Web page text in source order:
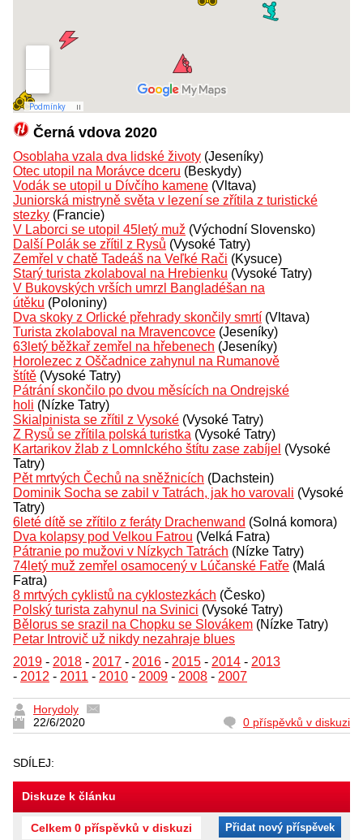
Černá vdova 2020
Osoblaha vzala dva lidské životy (Jeseníky)
Otec utopil na Morávce dceru (Beskydy)
Vodák se utopil u Dívčího kamene (Vltava)
Juniorská mistryně světa v lezení se zřítila z turistické
stezky (Francie)
V Laborci se utopil 45letý muž (Východní Slovensko)
Další Polák se zřítil z Rysů (Vysoké Tatry)
Zemřel v chatě Tadeáš na Veľké Rači (Kysuce)
Starý turista zkolaboval na Hrebienku (Vysoké Tatry)
V Bukovských vrších umrzl Bangladéšan na
útěku (Poloniny)
Dva skoky z Orlické přehrady skončily smrtí (Vltava)
Turista zkolaboval na Mravencovce (Jeseníky)
63letý běžkař zemřel na hřebenech (Jeseníky)
Horolezec z Oščadnice zahynul na Rumanově
štítě (Vysoké Tatry)
Pátrání skončilo po dvou měsících na Ondrejské
holi (Nízke Tatry)
Skialpinista se zřítil z Vysoké (Vysoké Tatry)
Z Rysů se zřítila polská turistka (Vysoké Tatry)
Kartarikov žlab z LomnIckého štítu zase zabíjel (Vysoké
Tatry)
Pět mrtvých Čechů na sněžnicích (Dachstein)
Dominik Socha se zabil v Tatrách, jak ho varovali (Vysoké
Tatry)
6leté dítě se zřítilo z feráty Drachenwand (Solná komora)
Dva kolapsy pod Velkou Fatrou (Velká Fatra)
Pátranie po mužovi v Nízkych Tatrách (Nízke Tatry)
74letý muž zemřel osamocený v Lúčanské Fatře (Malá
Fatra)
8 mrtvých cyklistů na cyklostezkách (Česko)
Polský turista zahynul na Svinici (Vysoké Tatry)
Bělorus se srazil na Chopku se Slovákem (Nízke Tatry)
Petar Introvič už nikdy nezahraje blues
2019 - 2018 - 2017 - 2016 - 2015 - 2014 - 2013
- 2012 - 2011 - 2010 - 2009 - 2008 - 2007
Horydoly
22/6/2020
0 příspěvků v diskuzi
SDÍLEJ:
Diskuze k článku
Celkem 0 příspěvků v diskuzi Přidat nový příspěvek